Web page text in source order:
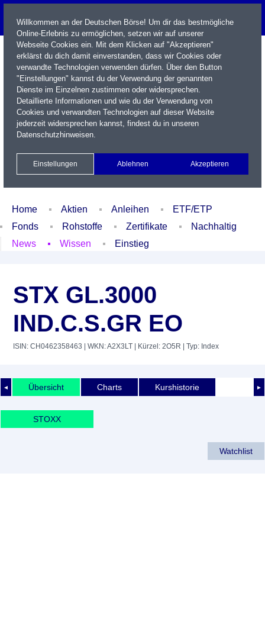
Name / WKN / ISIN / Kürzel
Xetra Realtime
Watchlist Portfolio Login
Home Aktien Anleihen
ETF/ETP
Fonds
Rohstoffe Zertifikate
Nachhaltig
News
Wissen Einstieg
STX GL.3000
IND.C.S.GR EO
ISIN: CH0462358463 | WKN: A2X3LT | Kürzel: 2O5R | Typ: Index
◄ ►
Übersicht Charts Kurshistorie
STOXX
Watchlist
Willkommen an der Deutschen Börse! Um dir das bestmögliche
Online-Erlebnis zu ermöglichen, setzen wir auf unserer
Webseite Cookies ein. Mit dem Klicken auf "Akzeptieren"
erklärst du dich damit einverstanden, dass wir Cookies oder
verwandte Technologien verwenden dürfen. Über den Button
"Einstellungen" kannst du der Verwendung der genannten
Dienste im Einzelnen zustimmen oder widersprechen.
Detaillierte Informationen und wie du der Verwendung von
Cookies und verwandten Technologien auf dieser Website
jederzeit widersprechen kannst, findest du in unseren
Datenschutzhinweisen.
Einstellungen Ablehnen Akzeptieren